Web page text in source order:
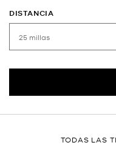
DISTANCIA
TODAS LAS